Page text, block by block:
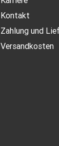
Kontakt
Zahlung und
Versandkosten